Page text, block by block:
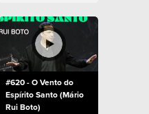
#620 - O Vento do
Espírito Santo (Mário
Rui Boto)